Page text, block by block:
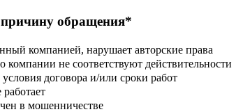
обращения*
компанией, нарушает авторские права
не соответствуют действительности
договора и/или сроки работ
в мошенничестве